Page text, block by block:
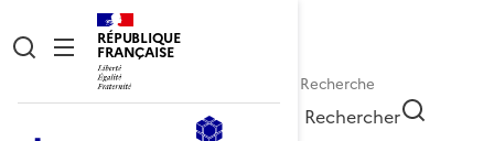
RÉPUBLIQUE
FRANÇAISE
Rechercher